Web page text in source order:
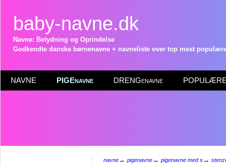
baby-navne.dk
Navne: Betydning og Oprindelse
Godkendte danske børnenavne + navneliste over top mest
NAVNE PIGEnavne DRENGenavne POPULÆRE
navne→ pigenavne→ pigenavne med s→